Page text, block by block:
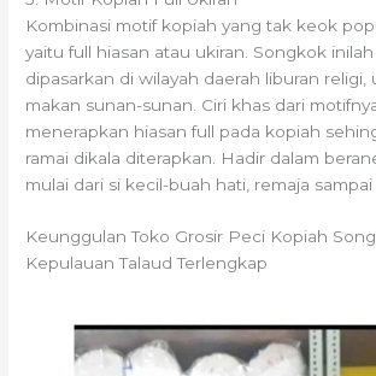
Kombinasi motif kopiah yang tak keok
yaitu full hiasan atau ukiran. Songkok
dipasarkan di wilayah daerah liburan religi,
makan sunan-sunan. Ciri khas dari
menerapkan hiasan full pada kopiah
ramai dikala diterapkan. Hadir dalam
mulai dari si kecil-buah hati, remaja sampai
Keunggulan Toko Grosir Peci Kopiah
Kepulauan Talaud Terlengkap